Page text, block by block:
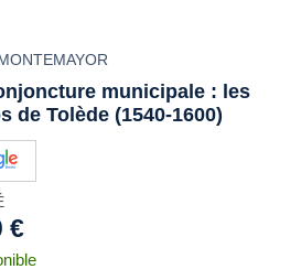
municipale : les
de Tolède (1540-1600)
€